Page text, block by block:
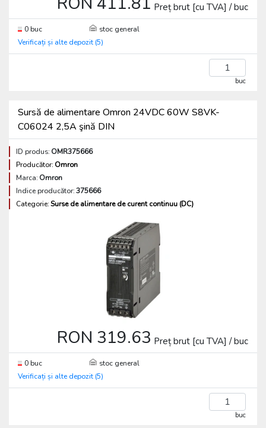
Preț brut [cu TVA] / buc
0 buc
stoc general
Verificați și alte depozit (5)
buc
Sursă de alimentare Omron 24VDC 60W S8VK-
C06024 2,5A şină DIN
ID produs: OMR375666
Producător: Omron
Marca: Omron
Indice producător:375666
Categorie:Surse de alimentare de curent continuu (DC)
RON 319.63 Preț brut [cu TVA] / buc
0 buc
stoc general
Verificați și alte depozit (5)
buc